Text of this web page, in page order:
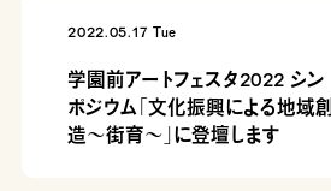
2022.05.17 Tue
学園前アートフェスタ2022 シン
ポジウム「文化振興による地域創
造～街育～」に登壇します